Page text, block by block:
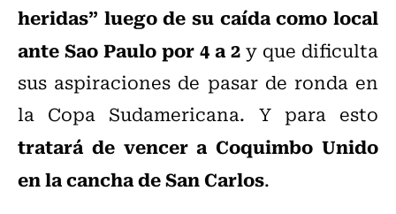
heridas” luego de su caída como local
ante Sao Paulo por 4 a 2y que dificulta
sus aspiraciones de pasar de ronda en
la Copa Sudamericana. Y para esto
tratará de vencer a Coquimbo Unido
en la cancha de San Carlos.